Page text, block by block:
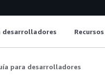
desarrolladores
para desarrolladores